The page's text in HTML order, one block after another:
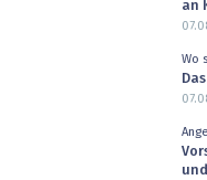
an
Wo